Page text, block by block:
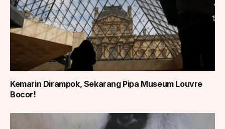
Kemarin Dirampok, Sekarang Pipa Museum Louvre
Bocor!